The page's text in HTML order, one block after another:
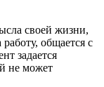
своей жизни,
общается с
задается
не может